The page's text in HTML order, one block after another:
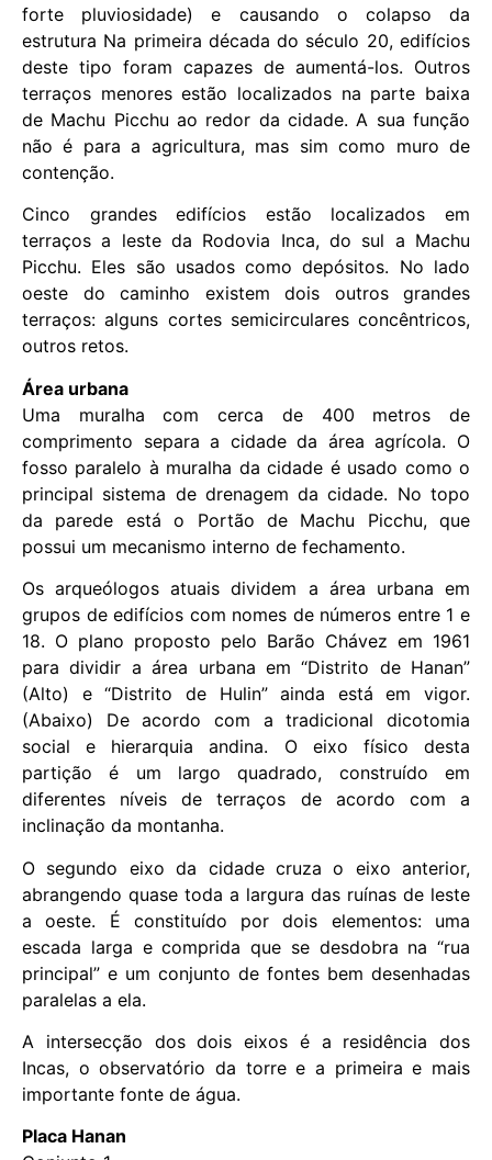
forte pluviosidade) e causando o colapso da
estrutura Na primeira década do século 20, edifícios
deste tipo foram capazes de aumentá-los. Outros
terraços menores estão localizados na parte baixa
de Machu Picchu ao redor da cidade. A sua função
não é para a agricultura, mas sim como muro de
contenção.
Cinco grandes edifícios estão localizados em
terraços a leste da Rodovia Inca, do sul a Machu
Picchu. Eles são usados ​​como depósitos. No lado
oeste do caminho existem dois outros grandes
terraços: alguns cortes semicirculares concêntricos,
outros retos.
Área urbana
Uma muralha com cerca de 400 metros de
comprimento separa a cidade da área agrícola. O
fosso paralelo à muralha da cidade é usado como o
principal sistema de drenagem da cidade. No topo
da parede está o Portão de Machu Picchu, que
possui um mecanismo interno de fechamento.
Os arqueólogos atuais dividem a área urbana em
grupos de edifícios com nomes de números entre 1 e
18. O plano proposto pelo Barão Chávez em 1961
para dividir a área urbana em “Distrito de Hanan”
(Alto) e “Distrito de Hulin” ainda está em vigor.
(Abaixo) De acordo com a tradicional dicotomia
social e hierarquia andina. O eixo físico desta
partição é um largo quadrado, construído em
diferentes níveis de terraços de acordo com a
inclinação da montanha.
O segundo eixo da cidade cruza o eixo anterior,
abrangendo quase toda a largura das ruínas de leste
a oeste. É constituído por dois elementos: uma
escada larga e comprida que se desdobra na “rua
principal” e um conjunto de fontes bem desenhadas
paralelas a ela.
A intersecção dos dois eixos é a residência dos
Incas, o observatório da torre e a primeira e mais
importante fonte de água.
Placa Hanan